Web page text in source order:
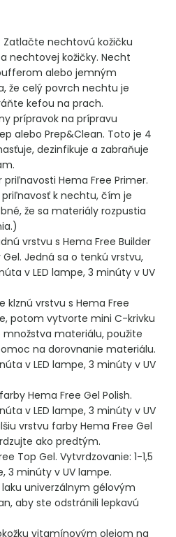
Zatlačte nechtovú kožičku
nechtovej kožičky. Necht
alebo jemným
že celý povrch nechtu je
kefou na prach.
prípravok na prípravu
alebo Prep&Clean. Toto je 4
dezinfikuje a zabraňuje
Hema Free Primer.
k nechtu, čím je
že sa materiály rozpustia
vrstvu s Hema Free Builder
Gel. Jedná sa o tenkú vrstvu,
v LED lampe, 3 minúty v UV
klznú vrstvu s Hema Free
potom vytvorte mini C-krivku
materiálu, použite
na dorovnanie materiálu.
v LED lampe, 3 minúty v UV
Hema Free Gel Polish.
v LED lampe, 3 minúty v UV
vrstvu farby Hema Free Gel
ako predtým.
Top Gel. Vytvrdzovanie: 1-1,5
3 minúty v UV lampe.
univerzálnym gélovým
aby ste odstránili lepkavú
vitamínovým olejom na